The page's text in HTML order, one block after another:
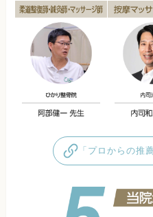
「プロからの推